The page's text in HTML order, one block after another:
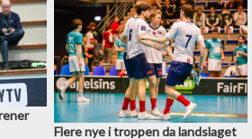
Flere nye i troppen da landslaget